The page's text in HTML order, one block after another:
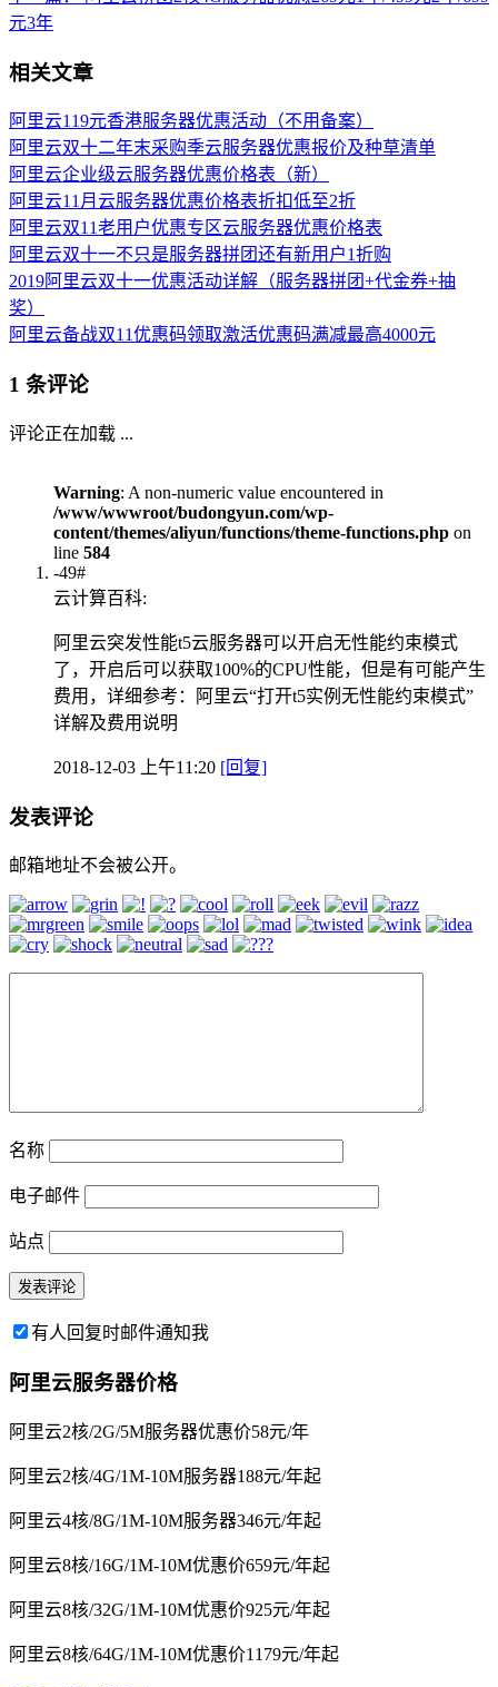
元3年
相关文章
阿里云119元香港服务器优惠活动（不用备案）
阿里云双十二年末采购季云服务器优惠报价及种草清单
阿里云企业级云服务器优惠价格表（新）
阿里云11月云服务器优惠价格表折扣低至2折
阿里云双11老用户优惠专区云服务器优惠价格表
阿里云双十一不只是服务器拼团还有新用户1折购
2019阿里云双十一优惠活动详解（服务器拼团+代金券+抽
奖）
阿里云备战双11优惠码领取激活优惠码满减最高4000元
1 条评论
评论正在加载 ...
Warning: A non-numeric value encountered in
/www/wwwroot/budongyun.com/wp-
content/themes/aliyun/functions/theme-functions.php on
line 584
-49#
云计算百科:
阿里云突发性能t5云服务器可以开启无性能约束模式
了，开启后可以获取100%的CPU性能，但是有可能产生
费用，详细参考：
阿里云“打开t5实例无性能约束模式”
详解及费用说明
2018-12-03 上午11:20 [回复]
发表评论
邮箱地址不会被公开。
名称
电子邮件
站点
有人回复时邮件通知我
阿里云服务器价格
阿里云2核/2G/5M服务器优惠价58元/年
阿里云2核/4G/1M-10M服务器188元/年起
阿里云4核/8G/1M-10M服务器346元/年起
阿里云8核/16G/1M-10M优惠价659元/年起
阿里云8核/32G/1M-10M优惠价925元/年起
阿里云8核/64G/1M-10M优惠价1179元/年起